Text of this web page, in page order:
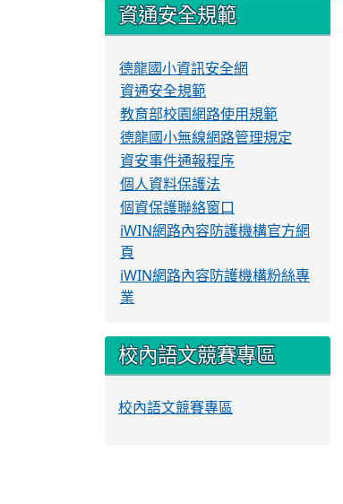
資通安全規範
德龍國小資訊安全網
資通安全規範
教育部校園網路使用規範
德龍國小無線網路管理規定
資安事件通報程序
個人資料保護法
個資保護聯絡窗口
iWIN網路內容防護機構官方網
頁
iWIN網路內容防護機構粉絲專
業
校內語文競賽專區
校內語文競賽專區